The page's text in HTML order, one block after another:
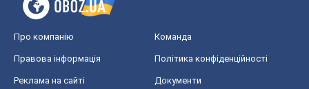
Про компанію Команда
Правова інформація Політика конфіденційності
Реклама на сайті Документи